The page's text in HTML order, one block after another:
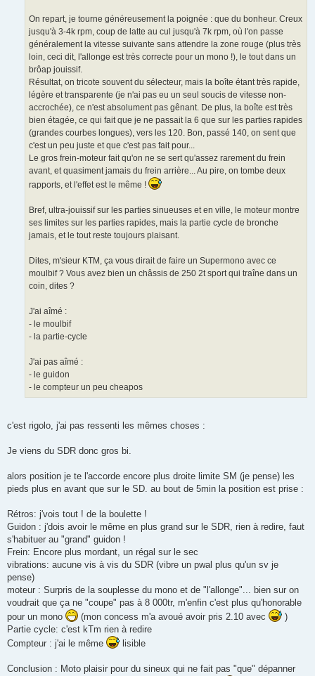
On repart, je tourne généreusement la poignée : que du bonheur. Creux
jusqu'à 3-4k rpm, coup de latte au cul jusqu'à 7k rpm, où l'on passe
généralement la vitesse suivante sans attendre la zone rouge (plus très
loin, ceci dit, l'allonge est très correcte pour un mono !), le tout dans un
brôap jouissif.
Résultat, on tricote souvent du sélecteur, mais la boîte étant très rapide,
légère et transparente (je n'ai pas eu un seul soucis de vitesse non-
accrochée), ce n'est absolument pas gênant. De plus, la boîte est très
bien étagée, ce qui fait que je ne passait la 6 que sur les parties rapides
(grandes courbes longues), vers les 120. Bon, passé 140, on sent que
c'est un peu juste et que c'est pas fait pour...
Le gros frein-moteur fait qu'on ne se sert qu'assez rarement du frein
avant, et quasiment jamais du frein arrière... Au pire, on tombe deux
rapports, et l'effet est le même !
Bref, ultra-jouissif sur les parties sinueuses et en ville, le moteur montre
ses limites sur les parties rapides, mais la partie cycle de bronche
jamais, et le tout reste toujours plaisant.
Dites, m'sieur KTM, ça vous dirait de faire un Supermono avec ce
moulbif ? Vous avez bien un châssis de 250 2t sport qui traîne dans un
coin, dites ?
J'ai aîmé :
- le moulbif
- la partie-cycle
J'ai pas aîmé :
- le guidon
- le compteur un peu cheapos
c'est rigolo, j'ai pas ressenti les mêmes choses :
Je viens du SDR donc gros bi.
alors position je te l'accorde encore plus droite limite SM (je pense) les
pieds plus en avant que sur le SD. au bout de 5min la position est prise :
Rétros: j'vois tout ! de la boulette !
Guidon : j'dois avoir le même en plus grand sur le SDR, rien à redire, faut
s'habituer au "grand" guidon !
Frein: Encore plus mordant, un régal sur le sec
vibrations: aucune vis à vis du SDR (vibre un pwal plus qu'un sv je
pense)
moteur : Surpris de la souplesse du mono et de "l'allonge"... bien sur on
voudrait que ça ne "coupe" pas à 8 000tr, m'enfin c'est plus qu'honorable
pour un mono
(mon concess m'a avoué avoir pris 2.10 avec
)
Partie cycle: c'est kTm rien à redire
Compteur : j'ai le même
lisible
Conclusion : Moto plaisir pour du sineux qui ne fait pas "que" dépanner